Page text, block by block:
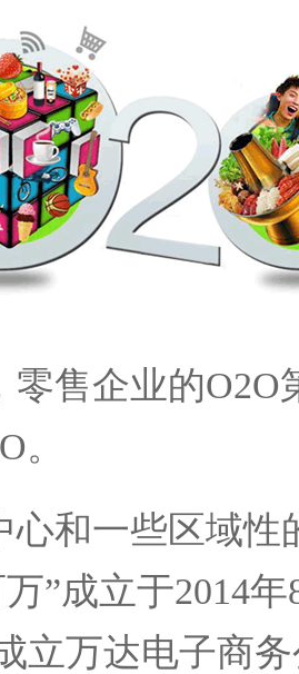
零售企业的O2O
。
心和一些区域
”成立于2014年
立万达电子商